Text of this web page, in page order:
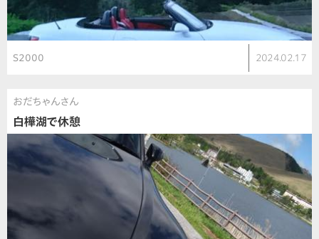
S2000 2024.02.17
おだちゃんさん
白樺湖で休憩